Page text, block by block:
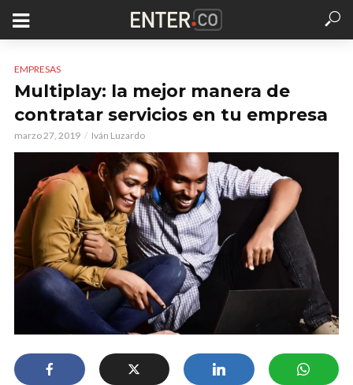
EMPRESAS
Multiplay: la mejor manera de
contratar servicios en tu empresa
marzo 27, 2019 Iván Luzardo